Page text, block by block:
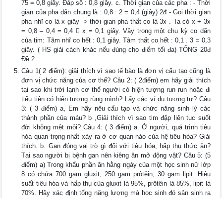
75 = 0,8 giây. Đáp số : 0,8 giây. c. Thời gian của các pha : - Thời
gian của pha dãn chung là : 0,8 : 2 = 0,4 (giây) 2đ - Gọi thời gian
pha nhĩ co là x giây -> thời gian pha thất co là 3x . Ta có x + 3x
= 0,8 – 0,4 = 0,4  x = 0,1 giây. Vậy trong một chu kỳ co dãn
của tim: Tâm nhĩ co hết : 0,1 giây. Tâm thất co hết : 0,1 . 3 = 0,3
giây. ( HS giải cách khác nếu đúng cho điểm tối đa) TỔNG 20đ
Đề 2
Câu 1( 2 điểm): giải thích vì sao tế bào là đơn vị cấu tạo cũng là
đơn vị chức năng của cơ thể? Câu 2: ( 2điểm) em hãy giải thích
tại sao khi trời lạnh cơ thể người có hiện tượng run run hoặc đi
tiểu tiện có hiện tượng rùng mình? Lấy các ví dụ tương tự? Câu
3: ( 3 điểm) a, Em hãy nêu cấu tạo và chức năng sinh lý các
thành phần của máu? b ,Giải thích vì sao tim đập liên tục suốt
đời không mệt mỏi? Câu 4: ( 3 điểm) a. Ở người, quá trình tiêu
hóa quan trọng nhất xảy ra ở cơ quan nào của hệ tiêu hóa? Giải
thích. b. Gan đóng vai trò gì đối với tiêu hóa, hấp thụ thức ăn?
Tại sao người bị bệnh gan nên kiêng ăn mỡ động vật? Câu 5: (5
điểm) a) Trong khẩu phần ăn hằng ngày của một học sinh nữ lớp
8 có chứa 700 gam gluxit, 250 gam prôtêin, 30 gam lipit. Hiệu
suất tiêu hóa và hấp thụ của gluxit là 95%, prôtêin là 85%, lipit là
70%. Hãy xác định tổng năng lượng mà học sinh đó sản sinh ra